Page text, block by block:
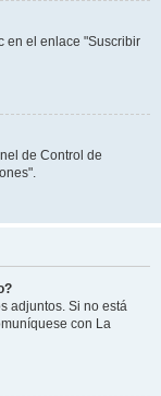
en el enlace "Suscribir
de Control de
adjuntos. Si no está
con La